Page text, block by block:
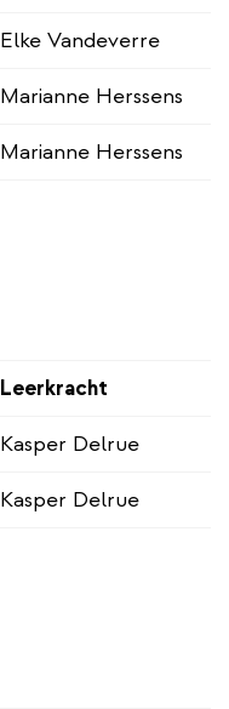
Elke Vandeverre
Marianne Herssens
Marianne Herssens
Leerkracht
Kasper Delrue
Kasper Delrue